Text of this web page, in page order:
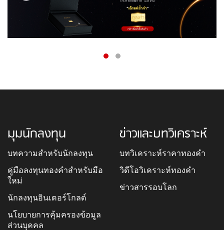
มุมนักลงทุน
บทความสำหรับนักลงทุน
คู่มือลงทุนทองคำสำหรับมือ
ใหม่
นักลงทุนอินเตอร์โกลด์
นโยบายการคุ้มครองข้อมูล
ส่วนบุคคล
ข่าวและบทวิเคราะห์
บทวิเคราะห์ราคาทองคำ
วิดีโอวิเคราะห์ทองคำ
ข่าวสารรอบโลก